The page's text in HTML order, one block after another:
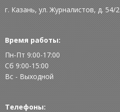
г. Казань, ул. Журналистов, д. 54/2
Время работы:
Пн-Пт 9:00-17:00
Сб 9:00-15:00
Вс - Выходной
Телефоны: